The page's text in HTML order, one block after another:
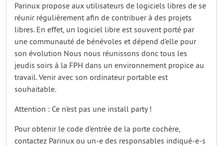
Parinux propose aux utilisateurs de logiciels libres de se
réunir régulièrement afin de contribuer à des projets
libres. En effet, un logiciel libre est souvent porté par
une communauté de bénévoles et dépend d’elle pour
son évolution Nous nous réunissons donc tous les
jeudis soirs à la FPH dans un environnement propice au
travail. Venir avec son ordinateur portable est
souhaitable.
Attention : Ce n’est pas une install party !
Pour obtenir le code d’entrée de la porte cochère,
contactez Parinux ou un-e des responsables indiqué-e-s